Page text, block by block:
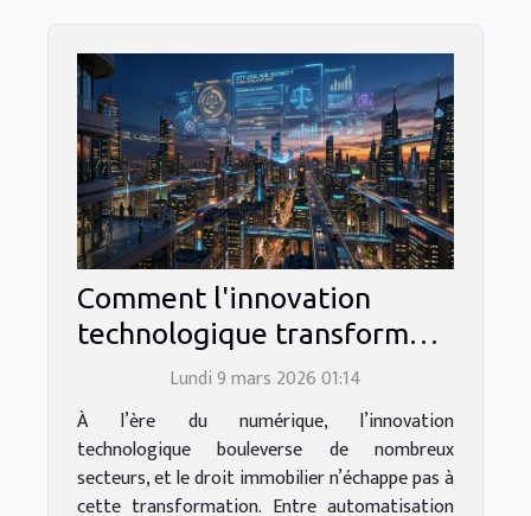
Comment l'innovation
technologique transforme-
t-elle le droit immobilier ?
Lundi 9 mars 2026 01:14
À l’ère du numérique, l’innovation
technologique bouleverse de nombreux
secteurs, et le droit immobilier n’échappe pas à
cette transformation. Entre automatisation